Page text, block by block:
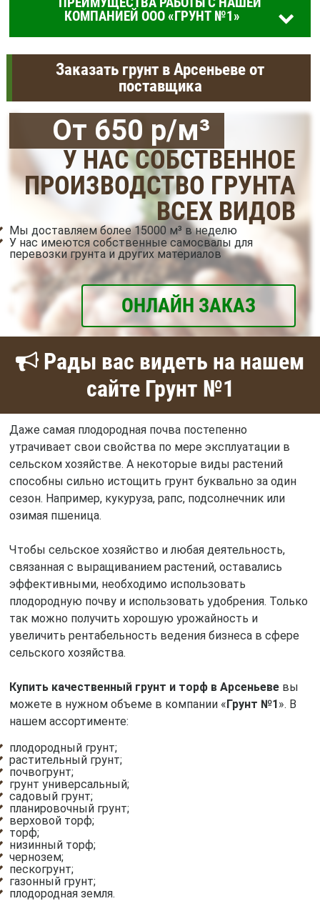
КОМПАНИЕЙ ООО «ГРУНТ №1»
Заказать грунт в Арсеньеве от
поставщика
От 650 р/м³
У НАС СОБСТВЕННОЕ
ПРОИЗВОДСТВО ГРУНТА
ВСЕХ ВИДОВ
Мы доставляем более 15000 м³ в неделю
У нас имеются собственные самосвалы для
перевозки грунта и других материалов
ОНЛАЙН ЗАКАЗ
Рады вас видеть на нашем
сайте Грунт №1
Даже самая плодородная почва постепенно
утрачивает свои свойства по мере эксплуатации в
сельском хозяйстве. А некоторые виды растений
способны сильно истощить грунт буквально за один
сезон. Например, кукуруза, рапс, подсолнечник или
озимая пшеница.
Чтобы сельское хозяйство и любая деятельность,
связанная с выращиванием растений, оставались
эффективными, необходимо использовать
плодородную почву и использовать удобрения. Только
так можно получить хорошую урожайность и
увеличить рентабельность ведения бизнеса в сфере
сельского хозяйства.
Купить качественный грунт и торф в Арсеньевевы
можете в нужном объеме в компании «Грунт №1». В
нашем ассортименте:
плодородный грунт;
растительный грунт;
почвогрунт;
грунт универсальный;
садовый грунт;
планировочный грунт;
верховой торф;
торф;
низинный торф;
чернозем;
пескогрунт;
газонный грунт;
плодородная земля.